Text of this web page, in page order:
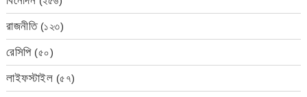
রাজনীতি(১২৩)
রেসিপি(৫০)
লাইফস্টাইল (৫৭)